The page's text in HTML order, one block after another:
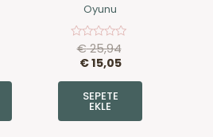
Oyunu
üzerinden
€25,94
€15,05
SEPETE
EKLE